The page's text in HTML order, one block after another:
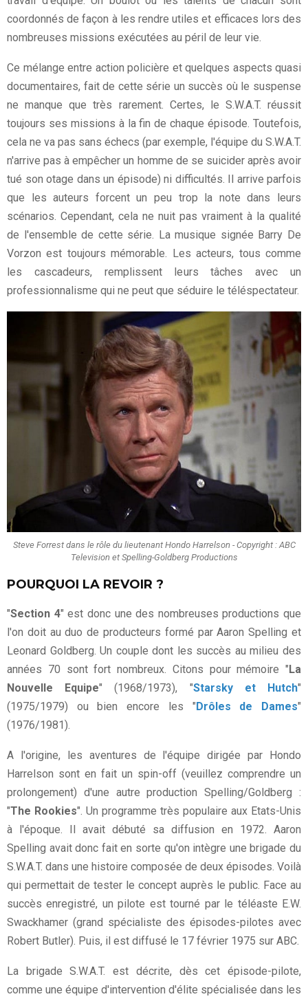
coordonnés de façon à les rendre utiles et efficaces lors des
nombreuses missions exécutées au péril de leur vie.
Ce mélange entre action policière et quelques aspects quasi
documentaires, fait de cette série un succès où le suspense
ne manque que très rarement. Certes, le S.W.A.T. réussit
toujours ses missions à la fin de chaque épisode. Toutefois,
cela ne va pas sans échecs (par exemple, l'équipe du S.W.A.T.
n'arrive pas à empêcher un homme de se suicider après avoir
tué son otage dans un épisode) ni difficultés. Il arrive parfois
que les auteurs forcent un peu trop la note dans leurs
scénarios. Cependant, cela ne nuit pas vraiment à la qualité
de l'ensemble de cette série. La musique signée Barry De
Vorzon est toujours mémorable. Les acteurs, tous comme
les cascadeurs, remplissent leurs tâches avec un
professionnalisme qui ne peut que séduire le téléspectateur.
Steve Forrest dans le rôle du lieutenant Hondo Harrelson - Copyright : ABC
Television et Spelling-Goldberg Productions
POURQUOI LA REVOIR ?
"Section 4" est donc une des nombreuses productions que
l'on doit au duo de producteurs formé par Aaron Spelling et
Leonard Goldberg. Un couple dont les succès au milieu des
années 70 sont fort nombreux. Citons pour mémoire " La
Nouvelle Equipe" (1968/1973), "Starsky et Hutch"
(1975/1979) ou bien encore les " Drôles de Dames"
(1976/1981).
A l'origine, les aventures de l'équipe dirigée par Hondo
Harrelson sont en fait un spin-off (veuillez comprendre un
prolongement) d'une autre production Spelling/Goldberg :
"The Rookies". Un programme très populaire aux Etats-Unis
à l'époque. Il avait débuté sa diffusion en 1972. Aaron
Spelling avait donc fait en sorte qu'on intègre une brigade du
S.W.A.T. dans une histoire composée de deux épisodes. Voilà
qui permettait de tester le concept auprès le public. Face au
succès enregistré, un pilote est tourné par le téléaste E.W.
Swackhamer (grand spécialiste des épisodes-pilotes avec
Robert Butler). Puis, il est diffusé le 17 février 1975 sur ABC.
La brigade S.W.A.T. est décrite, dès cet épisode-pilote,
comme une équipe d'intervention d'élite spécialisée dans les